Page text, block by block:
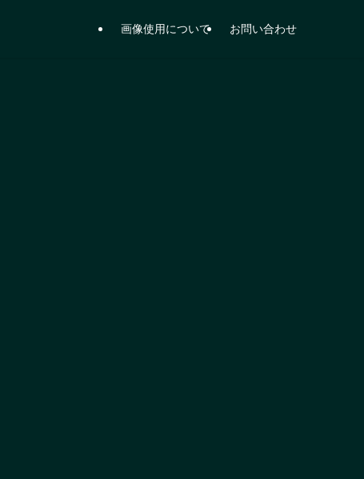
画像使用について お問い合わせ